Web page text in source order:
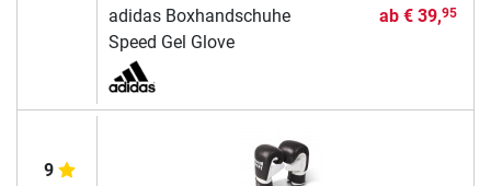
adidas Boxhandschuhe
Speed Gel Glove
ab € 39,95
9